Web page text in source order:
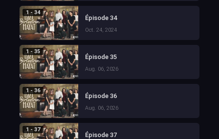
1 - 34
Épisode 34
Oct. 24, 2024
1 - 35
Épisode 35
Aug. 06, 2026
1 - 36
Épisode 36
Aug. 06, 2026
1 - 37
Épisode 37